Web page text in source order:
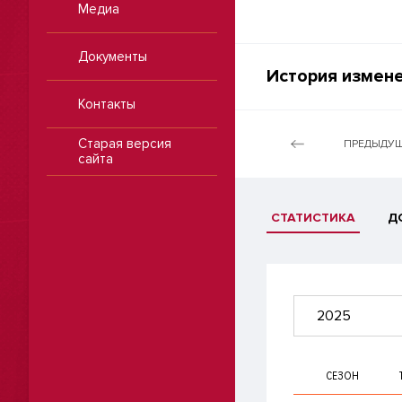
Медиа
Документы
Контакты
Старая версия
сайта
История
СТАТИСТИКА
2025
СЕЗОН